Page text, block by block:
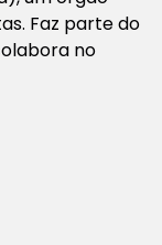
Faz parte do
no